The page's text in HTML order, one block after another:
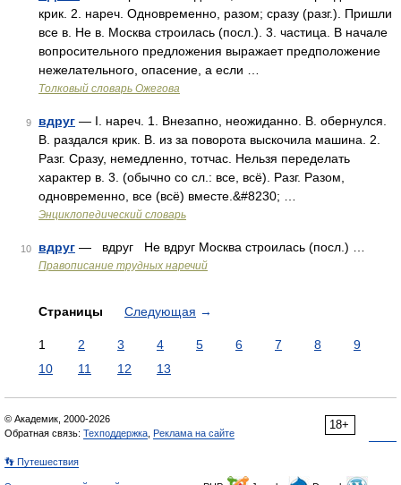
крик. 2. нареч. Одновременно, разом; сразу (разг.). Пришли
все в. Не в. Москва строилась (посл.). 3. частица. В начале
вопросительного предложения выражает предположение
нежелательного, опасение, а если …
Толковый словарь Ожегова
9 вдруг — I. нареч. 1. Внезапно, неожиданно. В. обернулся.
В. раздался крик. В. из за поворота выскочила машина. 2.
Разг. Сразу, немедленно, тотчас. Нельзя переделать
характер в. 3. (обычно со сл.: все, всё). Разг. Разом,
одновременно, все (всё) вместе.&#8230; …
Энциклопедический словарь
10 вдруг — вдруг Не вдруг Москва строилась (посл.) …
Правописание трудных наречий
Страницы Следующая →
1 2 3 4 5 6 7 8
9
10
11 12 13
18+
© Академик, 2000-2026
Обратная связь: Техподдержка Реклама на сайте
👣 Путешествия